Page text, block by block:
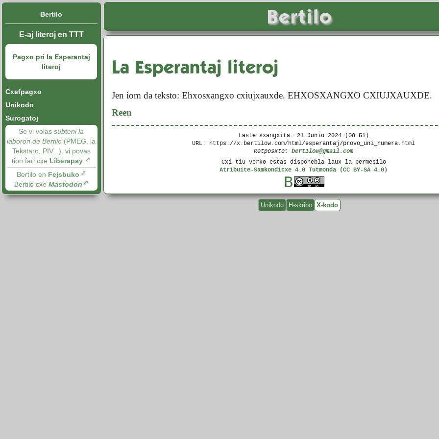
Bertilo
Bertilo
E-aj literoj en TTT
Pagxo pri la Esperantaj
literoj
Cxefpagxo
Unikodo
Surogatoj
Se vi volassubteni la
laboron de Bertilo (PMEG, la
Tekstaro, PIV...), vi povas
tion fari cxe Liberapay.
Bertilo en Fejsbuko
Bertilo cxe Mastodon
La Esperantaj literoj
Jen iom da teksto: Ehxosxangxo cxiujxauxde. EHXOSXANGXO CXIUJXAUXDE.
Reen
Laste sxangxita: 21 Junio 2024 (08:51)
URL: https://x.bertilow.com/html/esperantaj/provo_uni_numera.html
Retposxto:bertilow@gmail.com
Cxi tiu verko estas disponebla laux la permesilo
Atribuite-Samkondicxe 4.0 Tutmonda (CC BY-SA 4.0)
Unikodo H-skribo X-kodo